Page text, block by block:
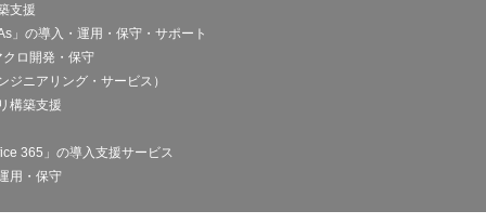
支援
」の導入・運用・保守・サポート
ロ開発・保守
ジニアリング・サービス）
構築支援
365」の導入支援サービス
用・保守